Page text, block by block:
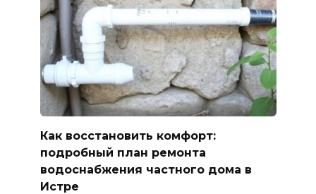
Как восстановить комфорт:
подробный план ремонта
водоснабжения частного дома в
Истре